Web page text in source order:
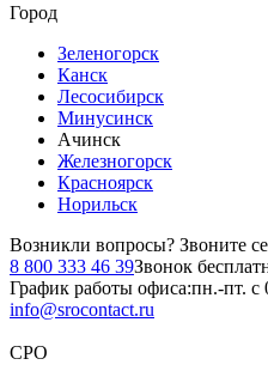
Город
Зеленогорск
Канск
Лесосибирск
Минусинск
Ачинск
Железногорск
Красноярск
Норильск
Возникли вопросы? Звоните
8 800 333 46 39Звонок
График работы офиса:пн.-пт. с
info@srocontact.ru
СРО